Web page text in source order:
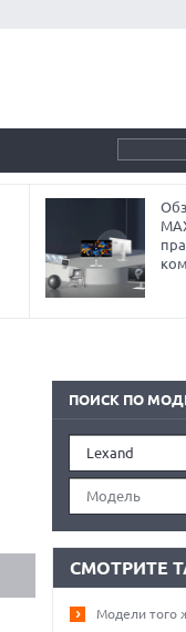
ПОИСК ПО
Lexand
Модель
СМОТРИТЕ
Модели того